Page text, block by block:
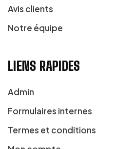
Avis clients
Notre équipe
LIENS RAPIDES
Admin
Formulaires internes
Termes et conditions